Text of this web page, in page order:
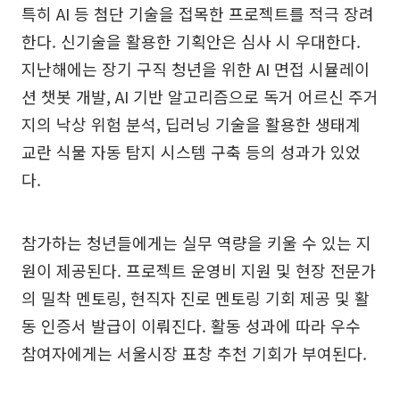
특히 AI 등 첨단 기술을 접목한 프로젝트를 적극 장려
한다. 신기술을 활용한 기획안은 심사 시 우대한다.
지난해에는 장기 구직 청년을 위한 AI 면접 시뮬레이
션 챗봇 개발, AI 기반 알고리즘으로 독거 어르신 주거
지의 낙상 위험 분석, 딥러닝 기술을 활용한 생태계
교란 식물 자동 탐지 시스템 구축 등의 성과가 있었
다.
참가하는 청년들에게는 실무 역량을 키울 수 있는 지
원이 제공된다. 프로젝트 운영비 지원 및 현장 전문가
의 밀착 멘토링, 현직자 진로 멘토링 기회 제공 및 활
동 인증서 발급이 이뤄진다. 활동 성과에 따라 우수
참여자에게는 서울시장 표창 추천 기회가 부여된다.